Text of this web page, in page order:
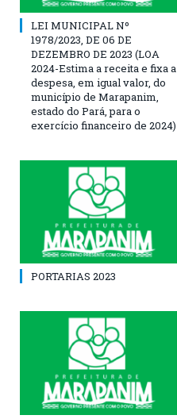
LEI MUNICIPAL Nº
1978/2023, DE 06 DE
DEZEMBRO DE 2023 (LOA
2024-Estima a receita e fixa a
despesa, em igual valor, do
município de Marapanim,
estado do Pará, para o
exercício financeiro de 2024)
PORTARIAS 2023